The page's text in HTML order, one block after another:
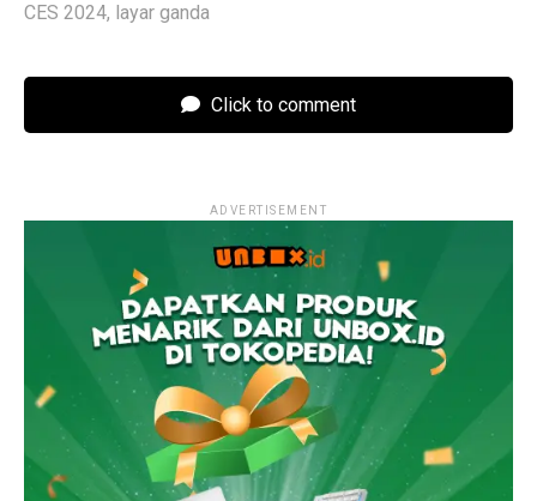
CES 2024, layar ganda
Click to comment
ADVERTISEMENT